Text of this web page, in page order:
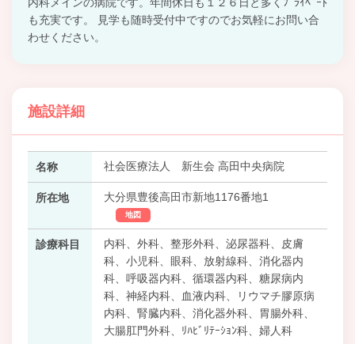
も充実です。 見学も随時受付中ですのでお気軽にお問い合
わせください。
施設詳細
名称 社会医療法人 新生会 高田中央病院
所在地 大分県豊後高田市新地1176番地1
地図
診療科目
内科、外科、整形外科、泌尿器科、皮膚
科、小児科、眼科、放射線科、消化器内
科、呼吸器内科、循環器内科、糖尿病内
科、神経内科、血液内科、リウマチ膠原病
内科、腎臓内科、消化器外科、胃腸外科、
大腸肛門外科、ﾘﾊﾋﾞﾘﾃｰｼｮﾝ科、婦人科